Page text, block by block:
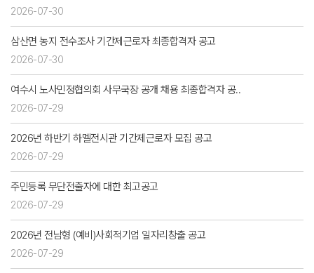
2026-07-30
삼산면 농지 전수조사 기간제근로자 최종합격자 공고
2026-07-30
여수시 노사민정협의회 사무국장 공개 채용 최종합격자 공..
2026-07-29
2026년 하반기 하멜전시관 기간제근로자 모집 공고
2026-07-29
주민등록 무단전출자에 대한 최고공고
2026-07-29
2026년 전남형 (예비)사회적기업 일자리창출 공고
2026-07-29